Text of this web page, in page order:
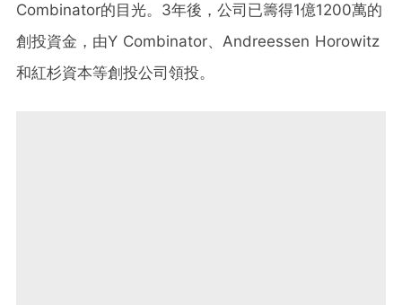
Combinator的目光。3年後，公司已籌得1億1200萬的
創投資金，由Y Combinator、Andreessen Horowitz
和紅杉資本等創投公司領投。